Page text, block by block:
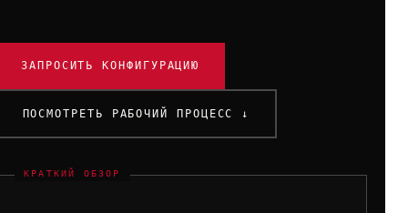
ЗАПРОСИТЬ КОНФИГУРАЦИЮ
ПОСМОТРЕТЬ РАБОЧИЙ ПРОЦЕСС ↓
КРАТКИЙ ОБЗОР